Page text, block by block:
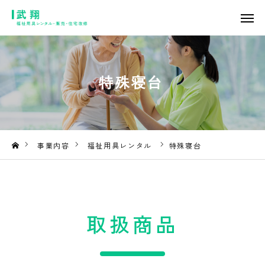
特殊寝台
事業内容 福祉用具レンタル 特殊寝台
取扱商品
TOP
想い
事業内容
ご利用案内